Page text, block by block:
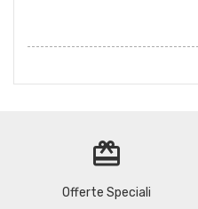
redeem
Offerte Speciali